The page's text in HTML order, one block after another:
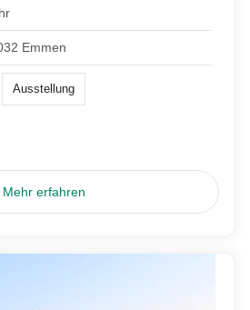
Emmen
Ausstellung
Mehr erfahren